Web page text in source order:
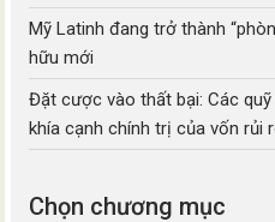
Mỹ Latinh đang trở thành
hữu mới
Đặt cược vào thất bại: Các
khía cạnh chính trị của vốn rủi
Chọn chương mục